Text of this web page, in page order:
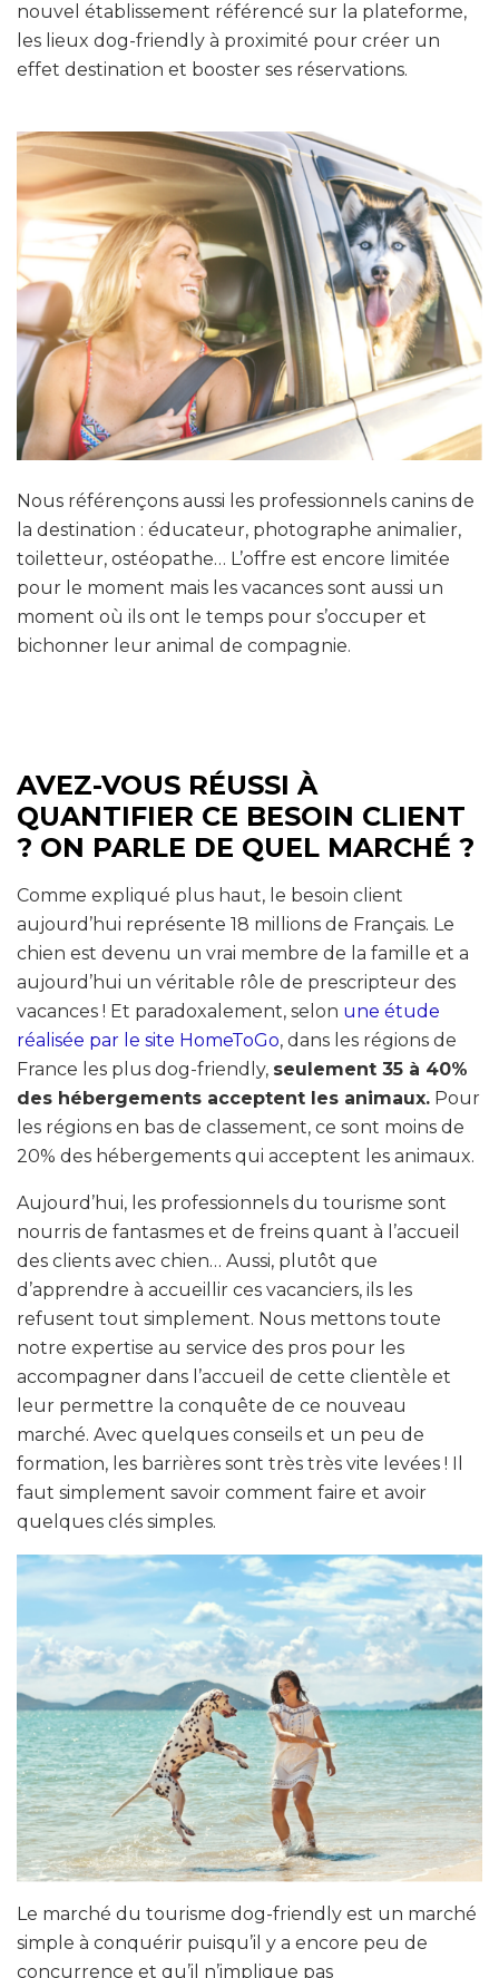
nouvel établissement référencé sur la plateforme,
les lieux dog-friendly à proximité pour créer un
effet destination et booster ses réservations.
Nous référençons aussi les professionnels canins de
la destination : éducateur, photographe animalier,
toiletteur, ostéopathe… L’offre est encore limitée
pour le moment mais les vacances sont aussi un
moment où ils ont le temps pour s’occuper et
bichonner leur animal de compagnie.
AVEZ-VOUS RÉUSSI À
QUANTIFIER CE BESOIN CLIENT
? ON PARLE DE QUEL MARCHÉ ?
Comme expliqué plus haut, le besoin client
aujourd’hui représente 18 millions de Français. Le
chien est devenu un vrai membre de la famille et a
aujourd’hui un véritable rôle de prescripteur des
vacances ! Et paradoxalement, selon une étude
réalisée par le site HomeToGo, dans les régions de
France les plus dog-friendly, seulement 35 à 40%
des hébergements acceptent les animaux. Pour
les régions en bas de classement, ce sont moins de
20% des hébergements qui acceptent les animaux.
Aujourd’hui, les professionnels du tourisme sont
nourris de fantasmes et de freins quant à l’accueil
des clients avec chien… Aussi, plutôt que
d’apprendre à accueillir ces vacanciers, ils les
refusent tout simplement. Nous mettons toute
notre expertise au service des pros pour les
accompagner dans l’accueil de cette clientèle et
leur permettre la conquête de ce nouveau
marché. Avec quelques conseils et un peu de
formation, les barrières sont très très vite levées ! Il
faut simplement savoir comment faire et avoir
quelques clés simples.
Le marché du tourisme dog-friendly est un marché
simple à conquérir puisqu’il y a encore peu de
concurrence et qu’il n’implique pas